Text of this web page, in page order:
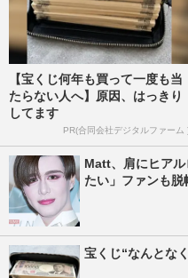
【宝くじ何年も買って一度も当
たらない人へ】原因、はっきり
してます
PR(合同会社デジタルファーム
Matt、肩にヒア
たい」ファンも脱
宝くじ“なんとな